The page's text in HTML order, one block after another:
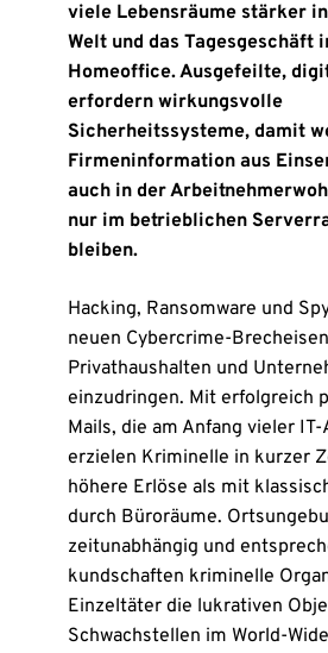
viele Lebensräume stärker
Welt und das Tagesgeschäft
Homeoffice. Ausgefeilte,
erfordern wirkungsvolle
Sicherheitssysteme, damit
Firmeninformation aus
auch in der
nur im betrieblichen
bleiben.
Hacking, Ransomware und
neuen Cybercrime-
Privathaushalten und
einzudringen. Mit erfolgreich
Mails, die am Anfang vieler
erzielen Kriminelle in kurzer
höhere Erlöse als mit
durch Büroräume.
zeitunabhängig und
kundschaften kriminelle
Einzeltäter die lukrativen
Schwachstellen im World-